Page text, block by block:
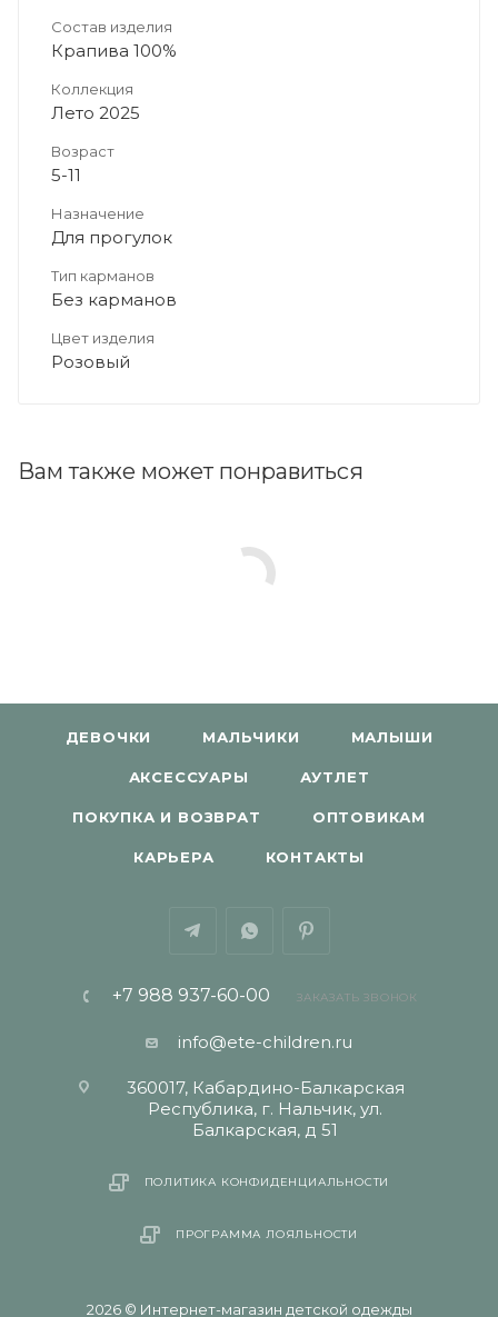
Состав изделия
Крапива 100%
Коллекция
Лето 2025
Возраст
5-11
Назначение
Для прогулок
Тип карманов
Без карманов
Цвет изделия
Розовый
Вам также может понравиться
ДЕВОЧКИ МАЛЬЧИКИ МАЛЫШИ
АКСЕССУАРЫ АУТЛЕТ
ПОКУПКА И ВОЗВРАТ ОПТОВИКАМ
КАРЬЕРА КОНТАКТЫ
+7 988 937-60-00 ЗАКАЗАТЬ ЗВОНОК
info@ete-children.ru
360017, Кабардино-Балкарская
Республика, г. Нальчик, ул.
Балкарская, д 51
ПОЛИТИКА КОНФИДЕНЦИАЛЬНОСТИ
ПРОГРАММА ЛОЯЛЬНОСТИ
2026 © Интернет-магазин детской одежды